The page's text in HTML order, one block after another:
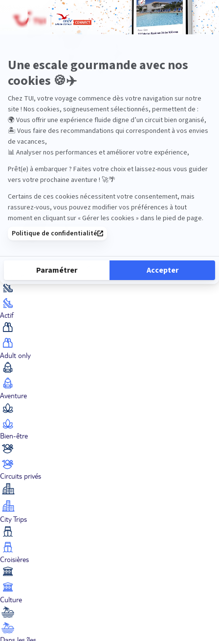
Océanie
Océan Indien
Nos thématiques
Actif
Adult only
Aventure
Bien-être
Circuits privés
City Trips
Croisières
Culture